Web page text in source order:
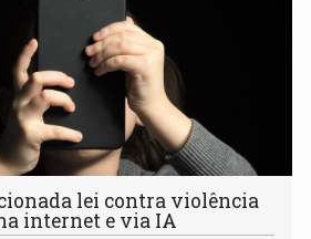
lei contra violência
internet e via IA